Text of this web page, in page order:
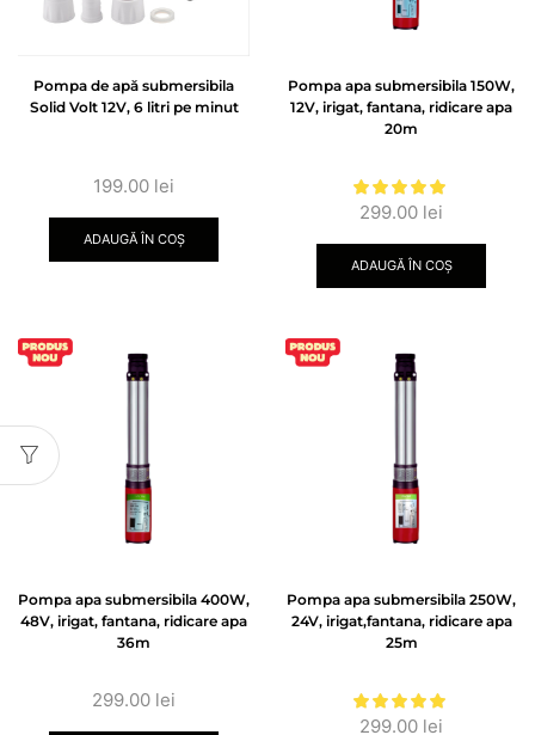
Pompa de apă submersibila
Solid Volt 12V, 6 litri pe minut
199.00 lei
ADAUGĂ ÎN COȘ
Pompa apa submersibila 150W,
12V, irigat, fantana, ridicare apa
20m
299.00 lei
ADAUGĂ ÎN COȘ
Pompa apa submersibila 400W,
48V, irigat, fantana, ridicare apa
36m
299.00 lei
Pompa apa submersibila 250W,
24V, irigat,fantana, ridicare apa
25m
299.00 lei